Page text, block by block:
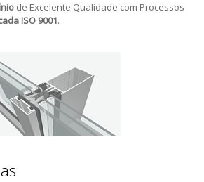
de Excelente Qualidade com Processos
ISO 9001.